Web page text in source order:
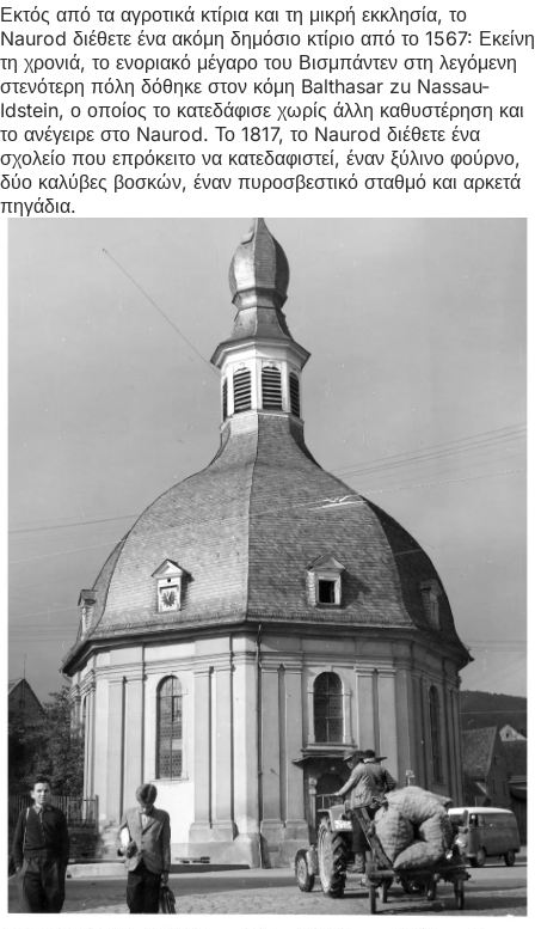
Εκτός από τα αγροτικά κτίρια και τη μικρή εκκλησία, το
Naurod διέθετε ένα ακόμη δημόσιο κτίριο από το 1567: Εκείνη
τη χρονιά, το ενοριακό μέγαρο του Βισμπάντεν στη λεγόμενη
στενότερη πόλη δόθηκε στον κόμη Balthasar zu Nassau-
Idstein, ο οποίος το κατεδάφισε χωρίς άλλη καθυστέρηση και
το ανέγειρε στο Naurod. Το 1817, το Naurod διέθετε ένα
σχολείο που επρόκειτο να κατεδαφιστεί, έναν ξύλινο φούρνο,
δύο καλύβες βοσκών, έναν πυροσβεστικό σταθμό και αρκετά
πηγάδια.